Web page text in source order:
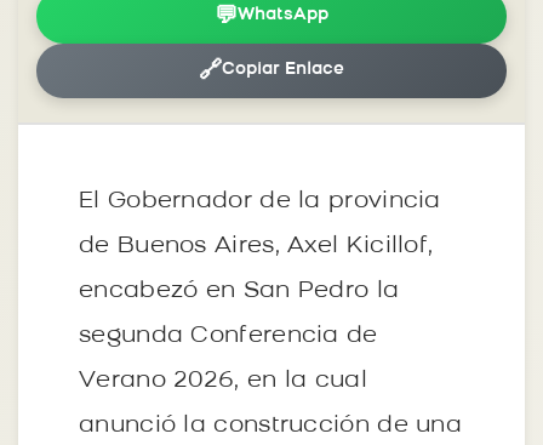
💬WhatsApp
🔗Copiar Enlace
El Gobernador de la provincia
de Buenos Aires, Axel Kicillof,
encabezó en San Pedro la
segunda Conferencia de
Verano 2026, en la cual
anunció la construcción de una